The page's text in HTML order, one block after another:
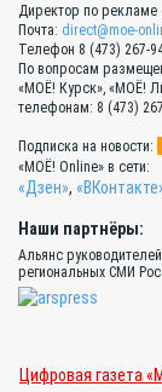
Директор по рекламе
Почта: direct@moe-
Телефон 8 (473) 267-
По вопросам
«МОЁ! Курск», «МОЁ!
телефонам: 8 (473)
Подписка на новости:
«МОЁ! Online» в сети:
«Дзен»,
Наши партнёры:
Альянс руководителей
региональных СМИ
Цифровая газета